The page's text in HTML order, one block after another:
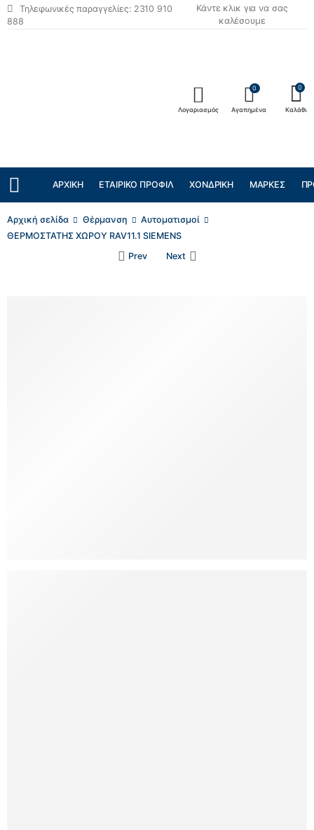
Τηλεφωνικές παραγγελίες: 2310 910
888
Κάντε κλικ για να σας
καλέσουμε
Λογαριασμός
0
Αγαπημένα
0
Καλάθι
ΑΡΧΙΚΉ ΕΤΑΙΡΙΚΌ ΠΡΟΦΊΛ ΧΟΝΔΡΙΚΉ ΜΆΡΚΕΣ
Αρχική σελίδα Θέρμανση
Αυτοματισμοί
ΘΕΡΜΟΣΤΑΤΗΣ ΧΩΡΟΥ RAV11.1 SIEMENS
Prev
Next